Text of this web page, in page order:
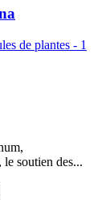
soutien des...